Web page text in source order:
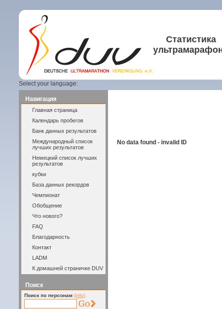
Статистика
Select your language:
Навигация
Главная страница
Календарь пробегов
Банк данных результатов
Международный список
лучших результатов
Немецкий список лучших
результатов
кубки
База данных рекордов
Чемпионат
Обобщение
Что нового?
FAQ
Благодарность
Контакт
LADM
К домашней страничке DUV
Поиск
Поиск по персонам (info)
No data found - invalid ID